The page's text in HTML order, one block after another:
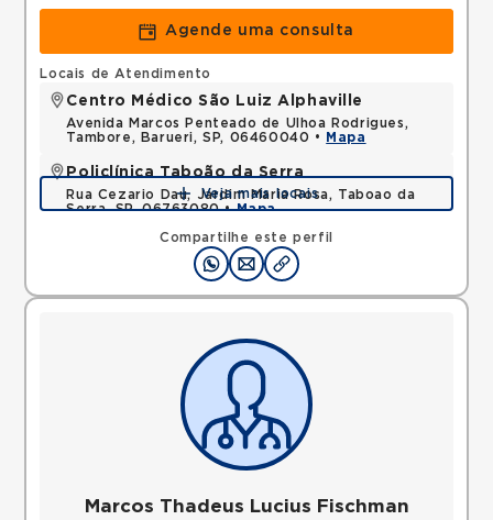
Agende uma consulta
Compartilhe este perfil
Locais de Atendimento
Centro Médico São Luiz Alphaville
Avenida Marcos Penteado de Ulhoa Rodrigues,
Tambore, Barueri, SP, 06460040 •
Mapa
Policlínica Taboão da Serra
Rua Cezario Dau, Jardim Maria Rosa, Taboao da
Serra, SP, 06763080 •Mapa
Veja mais locais
Marcos Thadeus Lucius Fischman